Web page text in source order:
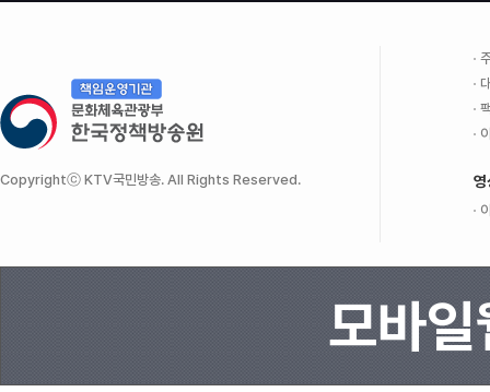
Copyrightⓒ KTV국민방송. All Rights Reserved. 영
모바